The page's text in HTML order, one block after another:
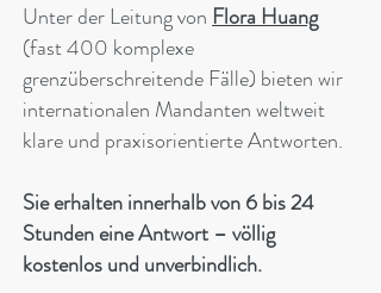
Unter der Leitung von Flora Huang
(fast 400 komplexe
grenzüberschreitende Fälle) bieten wir
internationalen Mandanten weltweit
klare und praxisorientierte Antworten.
Sie erhalten innerhalb von 6 bis 24
Stunden eine Antwort – völlig
kostenlos und unverbindlich.